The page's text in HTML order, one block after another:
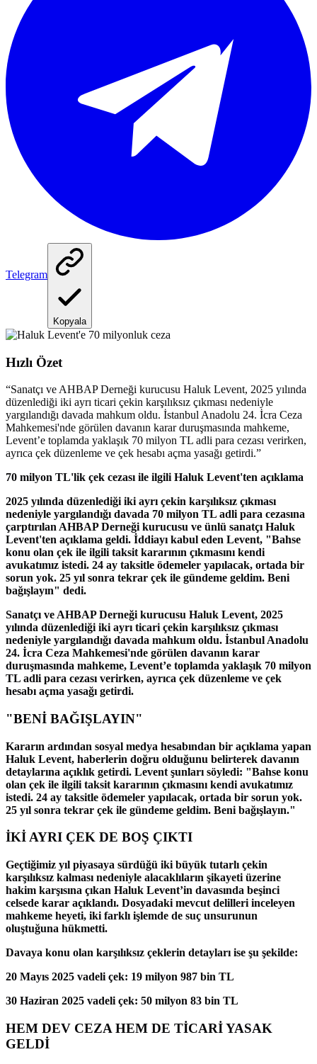
Telegram
Kopyala
Hızlı Özet
“Sanatçı ve AHBAP Derneği kurucusu Haluk Levent, 2025 yılında
düzenlediği iki ayrı ticari çekin karşılıksız çıkması nedeniyle
yargılandığı davada mahkum oldu. İstanbul Anadolu 24. İcra Ceza
Mahkemesi'nde görülen davanın karar duruşmasında mahkeme,
Levent’e toplamda yaklaşık 70 milyon TL adli para cezası verirken,
ayrıca çek düzenleme ve çek hesabı açma yasağı getirdi.”
70 milyon TL'lik çek cezası ile ilgili Haluk Levent'ten açıklama
2025 yılında düzenlediği iki ayrı çekin karşılıksız çıkması
nedeniyle yargılandığı davada 70 milyon TL adli para cezasına
çarptırılan AHBAP Derneği kurucusu ve ünlü sanatçı Haluk
Levent'ten açıklama geldi. İddiayı kabul eden Levent, "Bahse
konu olan çek ile ilgili taksit kararının çıkmasını kendi
avukatımız istedi. 24 ay taksitle ödemeler yapılacak, ortada bir
sorun yok. 25 yıl sonra tekrar çek ile gündeme geldim. Beni
bağışlayın" dedi.
Sanatçı ve AHBAP Derneği kurucusu Haluk Levent, 2025
yılında düzenlediği iki ayrı ticari çekin karşılıksız çıkması
nedeniyle yargılandığı davada mahkum oldu. İstanbul Anadolu
24. İcra Ceza Mahkemesi'nde görülen davanın karar
duruşmasında mahkeme, Levent’e toplamda yaklaşık 70 milyon
TL adli para cezası verirken, ayrıca çek düzenleme ve çek
hesabı açma yasağı getirdi.
"BENİ BAĞIŞLAYIN"
Kararın ardından sosyal medya hesabından bir açıklama yapan
Haluk Levent, haberlerin doğru olduğunu belirterek davanın
detaylarına açıklık getirdi. Levent şunları söyledi: "Bahse konu
olan çek ile ilgili taksit kararının çıkmasını kendi avukatımız
istedi. 24 ay taksitle ödemeler yapılacak, ortada bir sorun yok.
25 yıl sonra tekrar çek ile gündeme geldim. Beni bağışlayın."
İKİ AYRI ÇEK DE BOŞ ÇIKTI
Geçtiğimiz yıl piyasaya sürdüğü iki büyük tutarlı çekin
karşılıksız kalması nedeniyle alacaklıların şikayeti üzerine
hakim karşısına çıkan Haluk Levent’in davasında beşinci
celsede karar açıklandı. Dosyadaki mevcut delilleri inceleyen
mahkeme heyeti, iki farklı işlemde de suç unsurunun
oluştuğuna hükmetti.
Davaya konu olan karşılıksız çeklerin detayları ise şu şekilde:
20 Mayıs 2025 vadeli çek: 19 milyon 987 bin TL
30 Haziran 2025 vadeli çek: 50 milyon 83 bin TL
HEM DEV CEZA HEM DE TİCARİ YASAK
GELDİ